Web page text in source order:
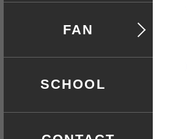
ファン
スクール